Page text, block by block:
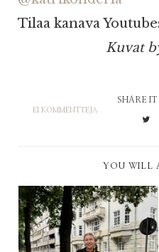
Tilaa kanava
Kuvat
EI KOMMENTTEJA
SHARE
YOU WILL